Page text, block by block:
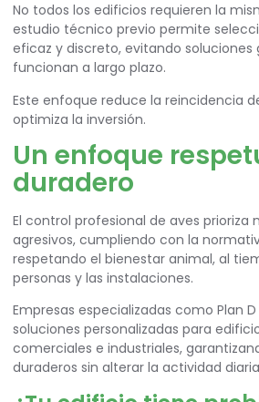
No todos los edificios requieren la
estudio técnico previo permite
eficaz y discreto, evitando soluciones
funcionan a largo plazo.
Este enfoque reduce la reincidencia
optimiza la inversión.
Un enfoque
duradero
El control profesional de aves prioriza
agresivos, cumpliendo con la
respetando el bienestar animal, al
personas y las instalaciones.
Empresas especializadas como Plan
soluciones personalizadas para
comerciales e industriales,
duraderos sin alterar la actividad